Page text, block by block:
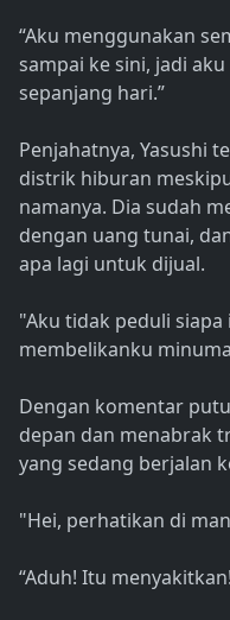
“Aku menggunakan
sampai ke sini, jadi
sepanjang hari.”
Penjahatnya, Yasushi
distrik hiburan
namanya. Dia sudah
dengan uang tunai,
apa lagi untuk dijual.
"Aku tidak peduli
membelikanku
Dengan komentar
depan dan menabrak
yang sedang berjalan
"Hei, perhatikan di
“Aduh! Itu